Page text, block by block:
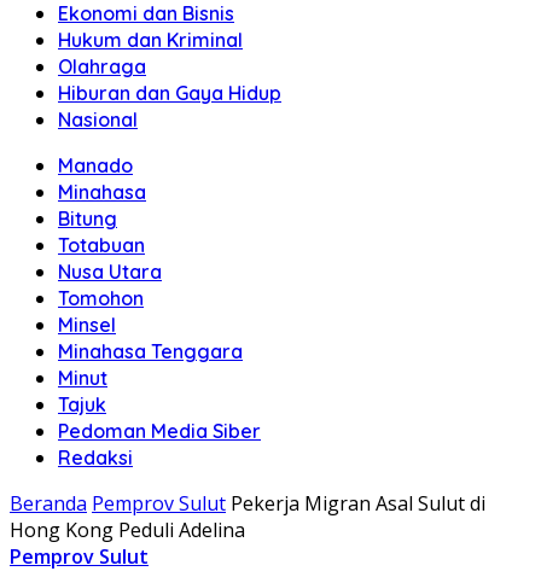
Ekonomi dan Bisnis
Hukum dan Kriminal
Olahraga
Hiburan dan Gaya Hidup
Nasional
Manado
Minahasa
Bitung
Totabuan
Nusa Utara
Tomohon
Minsel
Minahasa Tenggara
Minut
Tajuk
Pedoman Media Siber
Redaksi
Beranda Pemprov Sulut Pekerja Migran Asal Sulut di
Hong Kong Peduli Adelina
Pemprov Sulut